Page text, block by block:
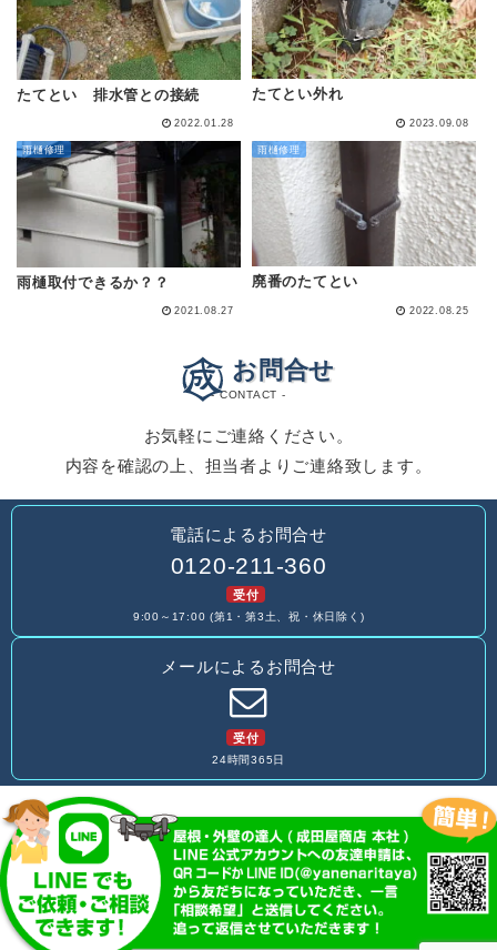
たてとい 排水管との接続
2022.01.28
たてとい外れ
2023.09.08
雨樋修理
雨樋取付できるか？？
2021.08.27
雨樋修理
廃番のたてとい
2022.08.25
お問合せ
- CONTACT -
お気軽にご連絡ください。
内容を確認の上、担当者よりご連絡致します。
電話によるお問合せ
0120-211-360
受付
9:00～17:00 (第1・第3土、祝・休日除く)
メールによるお問合せ
受付
24時間365日